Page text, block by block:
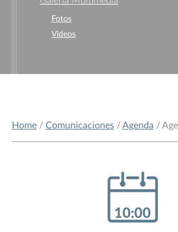
Fotos
Videos
Home / Comunicaciones / Agenda /
10:00